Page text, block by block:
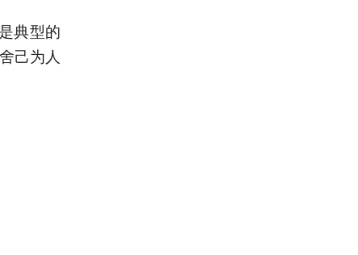
典型的
己为人